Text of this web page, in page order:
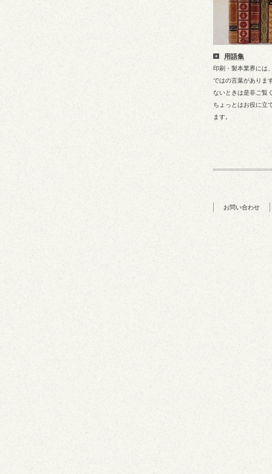
用語集
印刷・製本業界には
ではの言葉がありま
ないときは是非ご覧
ちょっとはお役に立
ます。
お問い合わせ